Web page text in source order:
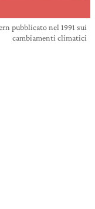
pubblicato nel 1991 sui
cambiamenti climatici